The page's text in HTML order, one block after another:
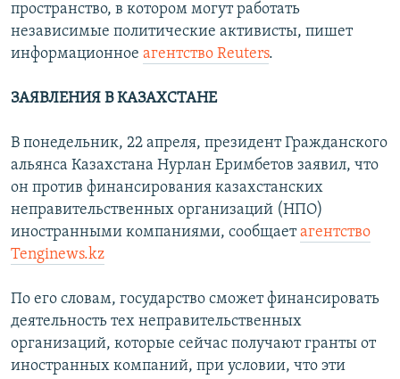
пространство, в котором могут работать
независимые политические активисты, пишет
информационное агентство Reuters.
ЗАЯВЛЕНИЯ В КАЗАХСТАНЕ
В понедельник, 22 апреля, президент Гражданского
альянса Казахстана Нурлан Еримбетов заявил, что
он против финансирования казахстанских
неправительственных организаций (НПО)
иностранными компаниями, сообщаетагентство
Tenginews.kz
По его словам, государство сможет финансировать
деятельность тех неправительственных
организаций, которые сейчас получают гранты от
иностранных компаний, при условии, что эти